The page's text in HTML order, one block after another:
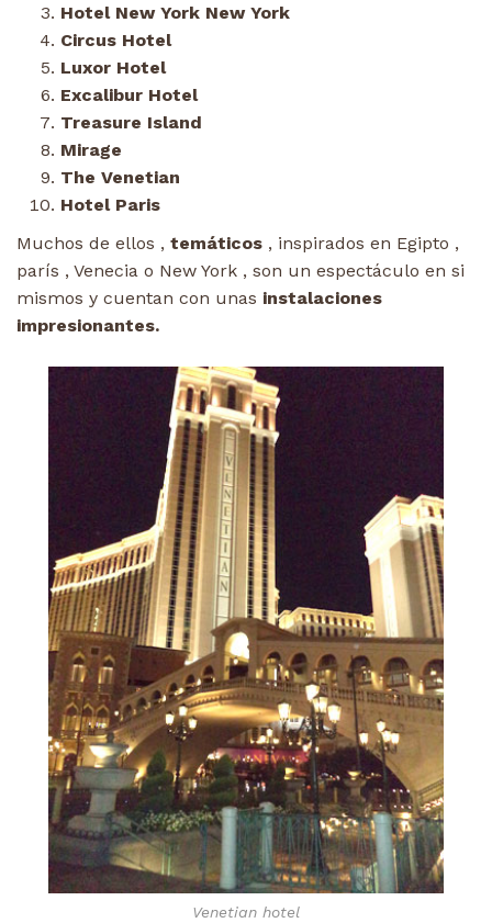
Hotel New York New York
Circus Hotel
Luxor Hotel
Excalibur Hotel
Treasure Island
Mirage
The Venetian
Hotel Paris
Muchos de ellos , temáticos , inspirados en Egipto ,
parís , Venecia o New York , son un espectáculo en si
mismos y cuentan con unas instalaciones
impresionantes.
Venetian hotel